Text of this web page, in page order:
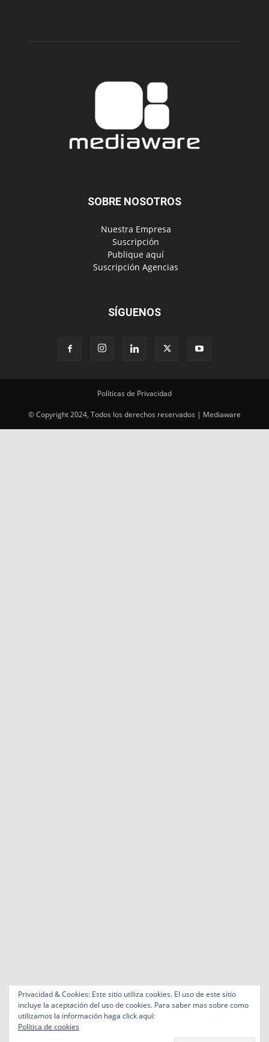
SOBRE NOSOTROS
‎ Nuestra Empresa
‎ Suscripción
‎ Publique aquí
‎ Suscripción Agencias
SÍGUENOS
Políticas de Privacidad
© Copyright 2024, Todos los derechos reservados | Mediaware
Privacidad & Cookies: Este sitio utiliza cookies. El uso de este sitio
incluye la aceptación del uso de cookies. Para saber mas sobre como
utilizamos la información haga click aquí:
Política de cookies